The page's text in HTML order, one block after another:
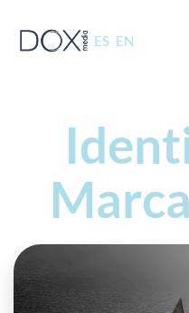
Skip to main content
ES EN